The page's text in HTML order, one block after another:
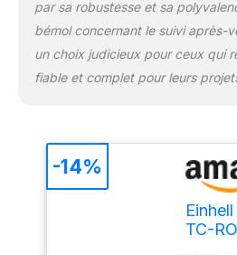
par sa robustesse et sa
bémol concernant le suivi après-
un choix judicieux pour ceux qui
fiable et complet pour leurs
TC-
-14%